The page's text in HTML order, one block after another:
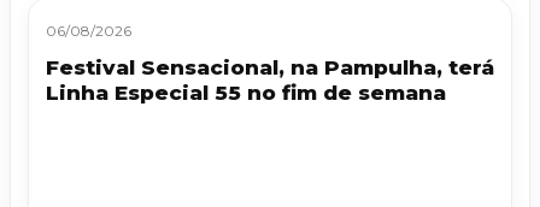
06/08/2026
Festival Sensacional, na Pampulha, terá
Linha Especial 55 no fim de semana